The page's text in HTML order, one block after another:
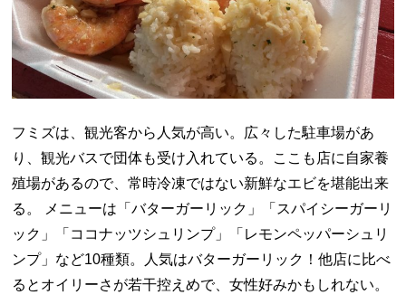
フミズは、観光客から人気が高い。広々した駐車場があ
り、観光バスで団体も受け入れている。ここも店に自家養
殖場があるので、常時冷凍ではない新鮮なエビを堪能出来
る。 メニューは「バターガーリック」「スパイシーガーリ
ック」「ココナッツシュリンプ」「レモンペッパーシュリ
ンプ」など10種類。人気はバターガーリック！他店に比べ
るとオイリーさが若干控えめで、女性好みかもしれない。